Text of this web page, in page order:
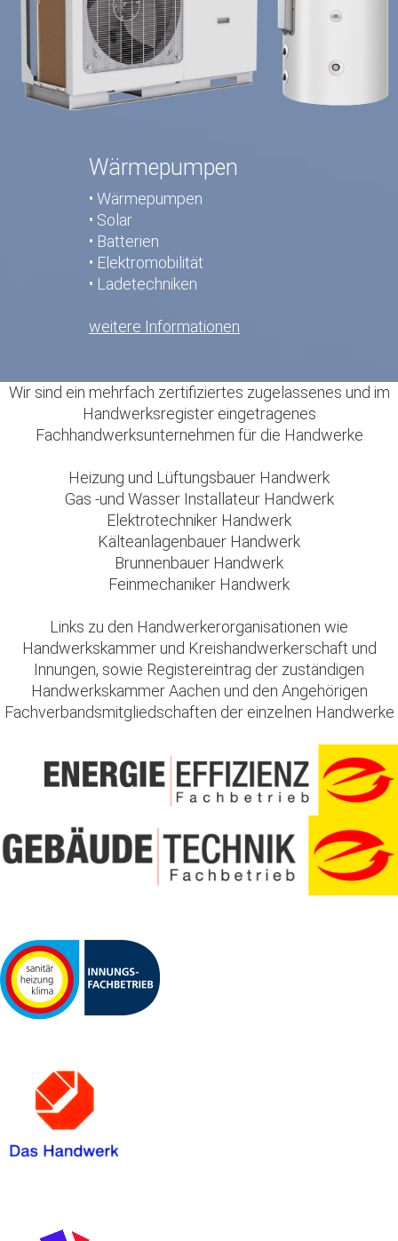
Wärmepumpen
• Wärmepumpen
• Solar
• Batterien
• Elektromobilität
• Ladetechniken
weitere Informationen
Wir sind ein mehrfach zertifiziertes zugelassenes und im
Handwerksregister eingetragenes
Fachhandwerksunternehmen für die Handwerke
Heizung und Lüftungsbauer Handwerk
Gas -und Wasser Installateur Handwerk
Elektrotechniker Handwerk
Kälteanlagenbauer Handwerk
Brunnenbauer Handwerk
Feinmechaniker Handwerk
Links zu den Handwerkerorganisationen wie
Handwerkskammer und Kreishandwerkerschaft und
Innungen, sowie Registereintrag der zuständigen
Handwerkskammer Aachen und den Angehörigen
Fachverbandsmitgliedschaften der einzelnen Handwerke